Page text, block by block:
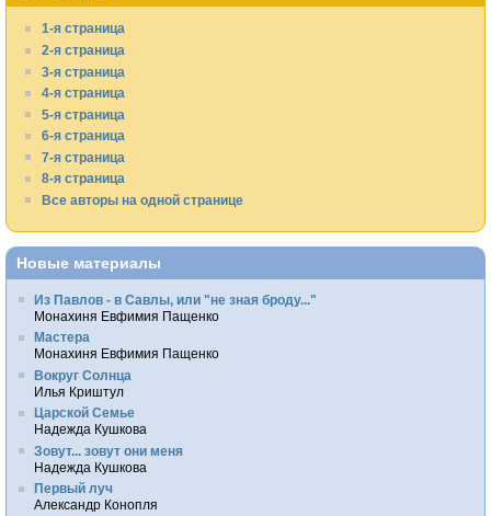
1-я страница
2-я страница
3-я страница
4-я страница
5-я страница
6-я страница
7-я страница
8-я страница
Все авторы на одной странице
Новые материалы
Из Павлов - в Савлы, или "не зная броду..."
Монахиня Евфимия Пащенко
Мастера
Монахиня Евфимия Пащенко
Вокруг Солнца
Илья Криштул
Царской Семье
Надежда Кушкова
Зовут... зовут они меня
Надежда Кушкова
Первый луч
Александр Конопля